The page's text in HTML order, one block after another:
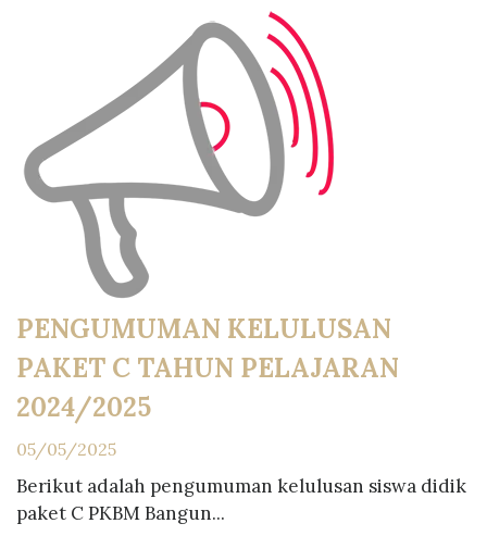
PENGUMUMAN KELULUSAN
PAKET C TAHUN PELAJARAN
2024/2025
05/05/2025
Berikut adalah pengumuman kelulusan siswa didik
paket C PKBM Bangun...